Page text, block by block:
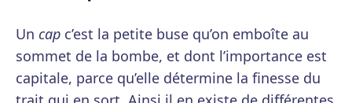
Un cap c’est la petite buse qu’on emboîte au
sommet de la bombe, et dont l’importance est
capitale, parce qu’elle détermine la finesse du